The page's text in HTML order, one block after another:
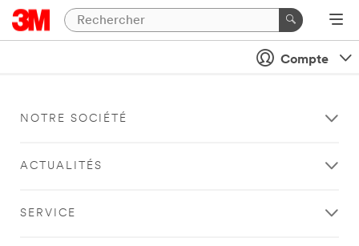
Compte
NOTRE SOCIÉTÉ
ACTUALITÉS
SERVICE